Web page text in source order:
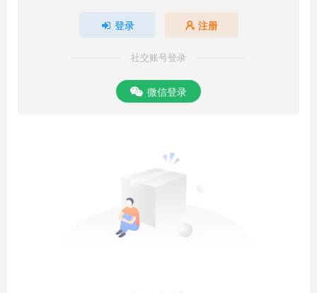
登录 注册
社交账号登录
微信登录